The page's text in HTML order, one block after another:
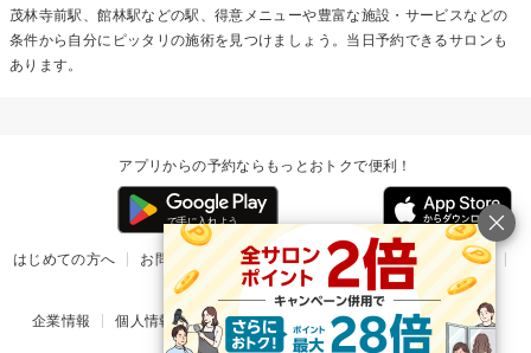
茂林寺前駅、館林駅などの駅、得意メニューや豊富な施設・サービスなどの
条件から自分にピッタリの施術を見つけましょう。当日予約できるサロンも
あります。
アプリからの予約ならもっとおトクで便利！
はじめての方へ お問い合わせ ヘルプ リリース情報
利用規約
掲載ご希望のサロン様
企業情報 個人情報保護方針 楽天のサービス一覧 アプリ一覧